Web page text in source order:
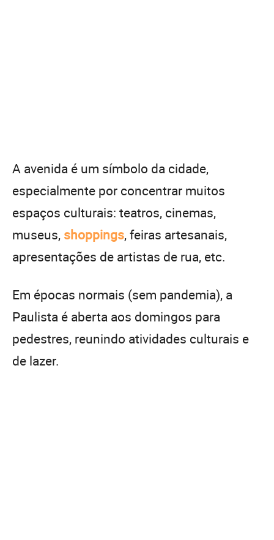
A avenida é um símbolo da cidade,
especialmente por concentrar muitos
espaços culturais: teatros, cinemas,
museus, shoppings, feiras artesanais,
apresentações de artistas de rua, etc.
Em épocas normais (sem pandemia), a
Paulista é aberta aos domingos para
pedestres, reunindo atividades culturais e
de lazer.